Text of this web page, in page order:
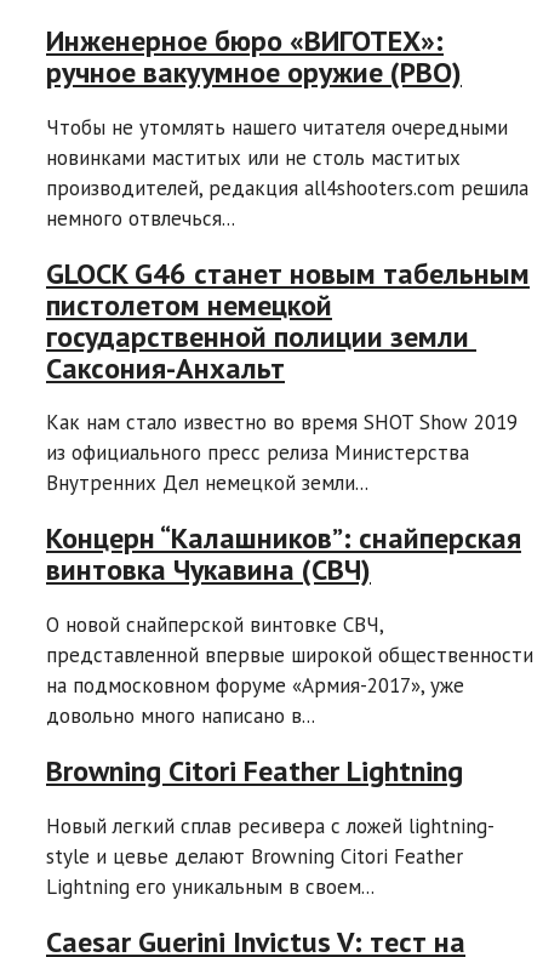
Инженерное бюро «ВИГОТЕХ»:
ручное вакуумное оружие (РВО)
Чтобы не утомлять нашего читателя очередными
новинками маститых или не столь маститых
производителей, редакция all4shooters.com решила
немного отвлечься...
GLOCK G46 станет новым табельным
пистолетом немецкой
государственной полиции земли
Саксония-Анхальт
Как нам стало известно во время SHOT Show 2019
из официального пресс релиза Министерства
Внутренних Дел немецкой земли...
Концерн “Калашников”: снайперская
винтовка Чукавина (СВЧ)
О новой снайперской винтовке СВЧ,
представленной впервые широкой общественности
на подмосковном форуме «Армия-2017», уже
довольно много написано в...
Browning Citori Feather Lightning
Новый легкий сплав ресивера с ложей lightning-
style и цевье делают Browning Citori Feather
Lightning его уникальным в своем...
Caesar Guerini Invictus V: тест на